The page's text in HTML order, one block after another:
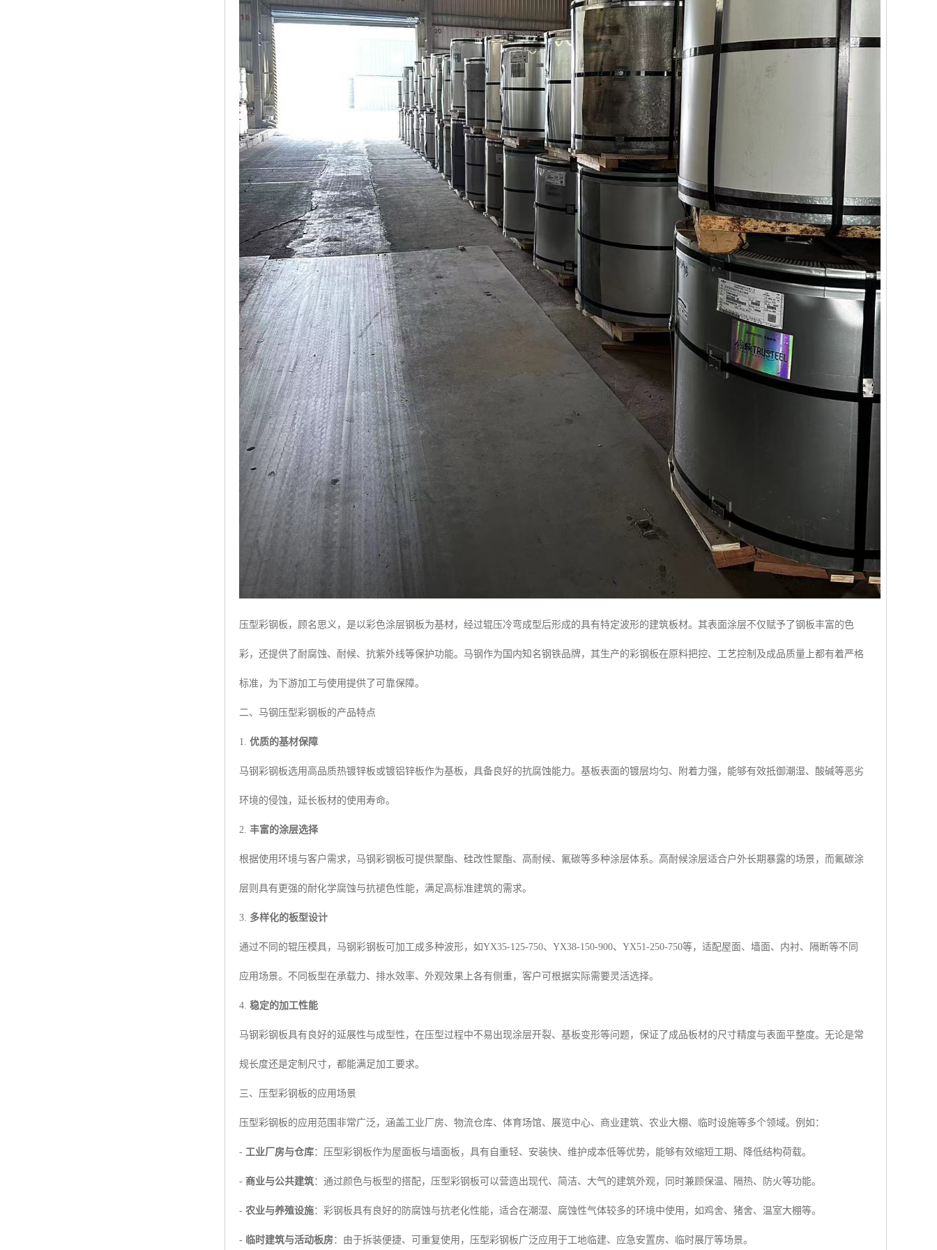
压型彩钢板，顾名思义，是以彩色涂层钢板为基材，经过辊压冷弯成型后形成的具有特定波形的建筑板材。其表面涂层不仅赋予了钢板丰富的色
彩，还提供了耐腐蚀、耐候、抗紫外线等保护功能。马钢作为国内知名钢铁品牌，其生产的彩钢板在原料把控、工艺控制及成品质量上都有着严格
标准，为下游加工与使用提供了可靠保障。
二、马钢压型彩钢板的产品特点
1. 优质的基材保障
马钢彩钢板选用高品质热镀锌板或镀铝锌板作为基板，具备良好的抗腐蚀能力。基板表面的镀层均匀、附着力强，能够有效抵御潮湿、酸碱等恶劣
环境的侵蚀，延长板材的使用寿命。
2. 丰富的涂层选择
根据使用环境与客户需求，马钢彩钢板可提供聚酯、硅改性聚酯、高耐候、氟碳等多种涂层体系。高耐候涂层适合户外长期暴露的场景，而氟碳涂
层则具有更强的耐化学腐蚀与抗褪色性能，满足高标准建筑的需求。
3. 多样化的板型设计
通过不同的辊压模具，马钢彩钢板可加工成多种波形，如YX35-125-750、YX38-150-900、YX51-250-750等，适配屋面、墙面、内衬、隔断等不同
应用场景。不同板型在承载力、排水效率、外观效果上各有侧重，客户可根据实际需要灵活选择。
4. 稳定的加工性能
马钢彩钢板具有良好的延展性与成型性，在压型过程中不易出现涂层开裂、基板变形等问题，保证了成品板材的尺寸精度与表面平整度。无论是常
规长度还是定制尺寸，都能满足加工要求。
三、压型彩钢板的应用场景
压型彩钢板的应用范围非常广泛，涵盖工业厂房、物流仓库、体育场馆、展览中心、商业建筑、农业大棚、临时设施等多个领域。例如：
- 工业厂房与仓库：压型彩钢板作为屋面板与墙面板，具有自重轻、安装快、维护成本低等优势，能够有效缩短工期、降低结构荷载。
- 商业与公共建筑：通过颜色与板型的搭配，压型彩钢板可以营造出现代、简洁、大气的建筑外观，同时兼顾保温、隔热、防火等功能。
- 农业与养殖设施：彩钢板具有良好的防腐蚀与抗老化性能，适合在潮湿、腐蚀性气体较多的环境中使用，如鸡舍、猪舍、温室大棚等。
- 临时建筑与活动板房：由于拆装便捷、可重复使用，压型彩钢板广泛应用于工地临建、应急安置房、临时展厅等场景。